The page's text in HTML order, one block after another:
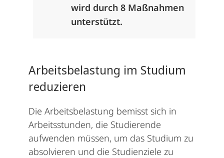
wird durch 8 Maßnahmen
unterstützt.
Arbeitsbelastung im Studium
reduzieren
Die Arbeitsbelastung bemisst sich in
Arbeitsstunden, die Studierende
aufwenden müssen, um das Studium zu
absolvieren und die Studienziele zu